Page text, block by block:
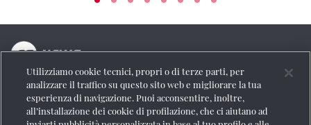
La testata online del Gruppo FS Italiane
Social
Utilizziamo cookie tecnici, propri o di terze parti, per
analizzare il traffico su questo sito web e migliorare la tua
esperienza di navigazione. Puoi acconsentire, inoltre,
all’installazione dei cookie di profilazione, che ci aiutano ad